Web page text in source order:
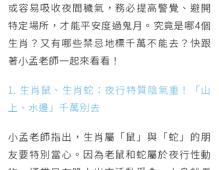
或容易吸收夜間穢氣，務必提高警覺、避開
特定場所，才能平安度過鬼月。究竟是哪4個
生肖？又有哪些禁忌地標千萬不能去？快跟
著小孟老師一起來看看！
1. 生肖鼠、生肖蛇：夜行特質陰氣重！「山
上、水邊」千萬別去
小孟老師指出，生肖屬「鼠」與「蛇」的朋
友要特別當心。因為老鼠和蛇屬於夜行性動